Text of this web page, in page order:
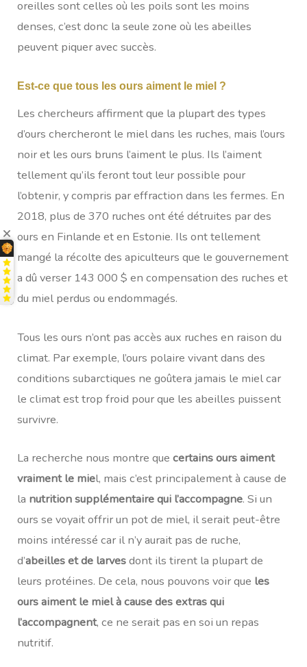
oreilles sont celles où les poils sont les moins
denses, c’est donc la seule zone où les abeilles
peuvent piquer avec succès.
Est-ce que tous les ours aiment le miel ?
Les chercheurs affirment que la plupart des types
d’ours chercheront le miel dans les ruches, mais l’ours
noir et les ours bruns l’aiment le plus. Ils l’aiment
tellement qu’ils feront tout leur possible pour
l’obtenir, y compris par effraction dans les fermes. En
2018, plus de 370 ruches ont été détruites par des
ours en Finlande et en Estonie. Ils ont tellement
mangé la récolte des apiculteurs que le gouvernement
a dû verser 143 000 $ en compensation des ruches et
du miel perdus ou endommagés.
Tous les ours n’ont pas accès aux ruches en raison du
climat. Par exemple, l’ours polaire vivant dans des
conditions subarctiques ne goûtera jamais le miel car
le climat est trop froid pour que les abeilles puissent
survivre.
La recherche nous montre que certains ours aiment
vraiment le miel, mais c’est principalement à cause de
la nutrition supplémentaire qui l’accompagne. Si un
ours se voyait offrir un pot de miel, il serait peut-être
moins intéressé car il n’y aurait pas de ruche,
d’abeilles et de larvesdont ils tirent la plupart de
leurs protéines. De cela, nous pouvons voir que les
ours aiment le miel à cause des extras qui
l’accompagnent, ce ne serait pas en soi un repas
nutritif.